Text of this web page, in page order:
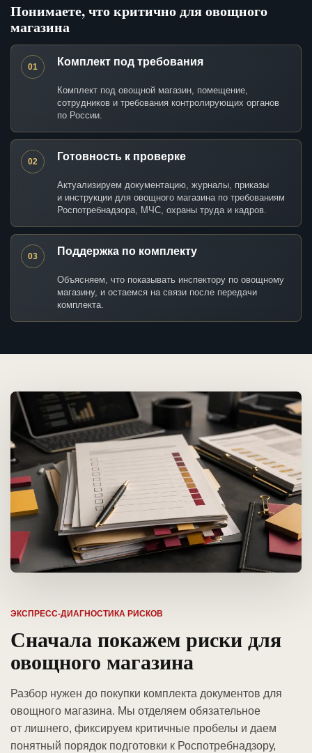
Понимаете, что критично для овощного
магазина
01 Комплект под требования
Комплект под овощной магазин, помещение,
сотрудников и требования контролирующих органов
по России.
02 Готовность к проверке
Актуализируем документацию, журналы, приказы
и инструкции для овощного магазина по требованиям
Роспотребнадзора, МЧС, охраны труда и кадров.
03 Поддержка по комплекту
Объясняем, что показывать инспектору по овощному
магазину, и остаемся на связи после передачи
комплекта.
ЭКСПРЕСС-ДИАГНОСТИКА РИСКОВ
Сначала покажем риски для
овощного магазина
Разбор нужен до покупки комплекта документов для
овощного магазина. Мы отделяем обязательное
от лишнего, фиксируем критичные пробелы и даем
понятный порядок подготовки к Роспотребнадзору,